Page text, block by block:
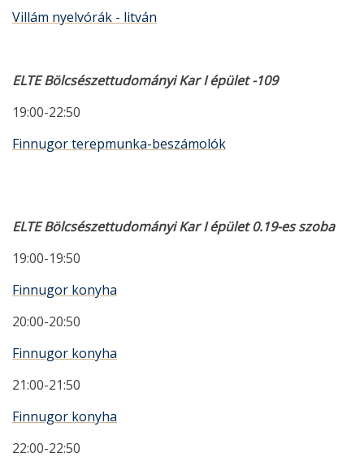
Villám nyelvórák - litván
ELTE Bölcsészettudományi Kar I épület -109
19:00-22:50
Finnugor terepmunka-beszámolók
ELTE Bölcsészettudományi Kar I épület 0.19-es szoba
19:00-19:50
Finnugor konyha
20:00-20:50
Finnugor konyha
21:00-21:50
Finnugor konyha
22:00-22:50